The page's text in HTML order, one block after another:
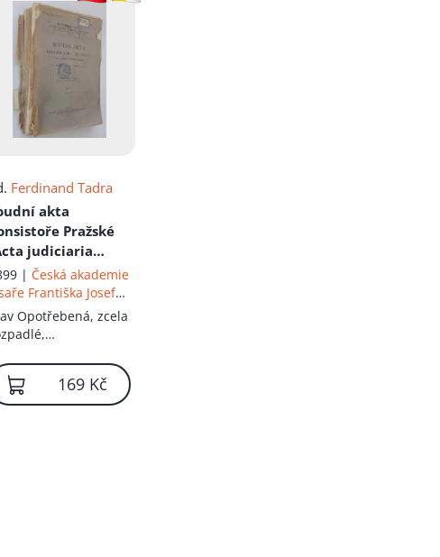
Ferdinand Tadra
akta
Pražské
judiciaria
: z
archivu
v Praze -
| Česká akademie
Františka Josefa
vědy, slovesnost a
Opotřebená, zcela
169 Kč